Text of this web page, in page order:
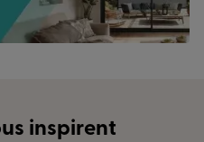
inspirent